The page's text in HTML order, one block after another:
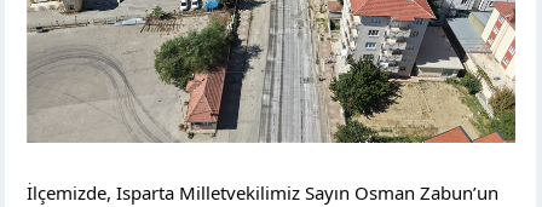
İlçemizde, Isparta Milletvekilimiz Sayın Osman Zabun’un